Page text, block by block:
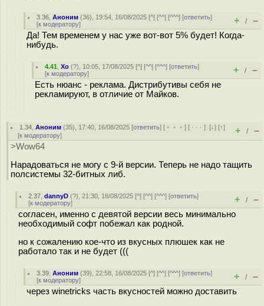
3.36 ,Аноним (36), 19:54, 16/08/2025 [^] [^^] [^^^] [ответить]
[к модератору] + / –
Да! Тем временем у нас уже вот-вот 5% будет! Когда-
нибудь.
4.41 ,Хо (?), 10:05, 17/08/2025 [^] [^^] [^^^] [ответить]
[к модератору] + / –
Есть нюанс - реклама. Дистрибутивы себя не
рекламируют, в отличие от Майков.
1.34 ,Аноним (35), 17:40, 16/08/2025 [ответить] [ ﹢﹢﹢] [ · · ·][↓] [↑]
[к модератору] + / –
>Wow64
Нарадоваться не могу с 9-й версии. Теперь не надо тащить
полсистемы 32-битных либ.
2.37 ,dannyD (?), 21:30, 16/08/2025 [^] [^^] [^^^] [ответить]
[к модератору] + / –
согласен, именно с девятой версии весь минимально
необходимый софт побежал как родной.
но к сожалению кое-что из вкусных плюшек как не
работало так и не будет (((
3.39 ,Аноним (39), 22:58, 16/08/2025 [^] [^^] [^^^] [ответить]
[к модератору] + / –
через winetricks часть вкусностей можно доставить